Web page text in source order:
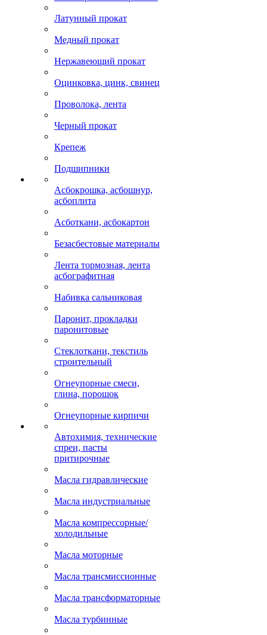
Латунный прокат
Медный прокат
Нержавеющий прокат
Оцинковка, цинк, свинец
Проволока, лента
Черный прокат
Крепеж
Подшипники
Асбокрошка, асбошнур,
асбоплита
Асботкани, асбокартон
Безасбестовые материалы
Лента тормозная, лента
асбографитная
Набивка сальниковая
Паронит, прокладки
паронитовые
Стеклоткани, текстиль
строительный
Огнеупорные смеси,
глина, порошок
Огнеупорные кирпичи
Автохимия, технические
спреи, пасты
притирочные
Масла гидравлические
Масла индустриальные
Масла компрессорные/
холодильные
Масла моторные
Масла трансмиссионные
Масла трансформаторные
Масла турбинные